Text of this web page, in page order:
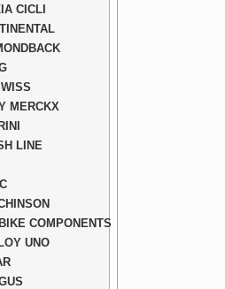
CICLI
MERCKX
LINE
COMPONENTS
UNO